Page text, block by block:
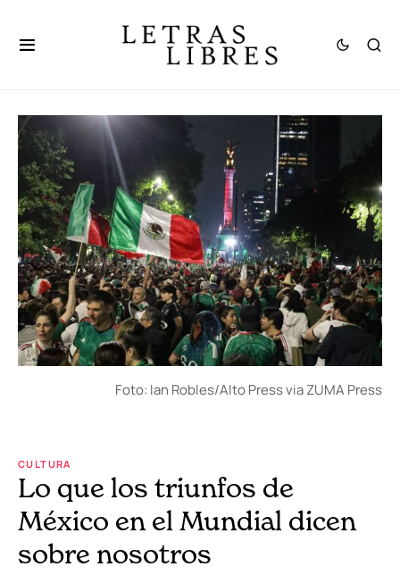
Foto: Ian Robles/Alto Press via ZUMA Press
CULTURA
Lo que los triunfos de
México en el Mundial dicen
sobre nosotros